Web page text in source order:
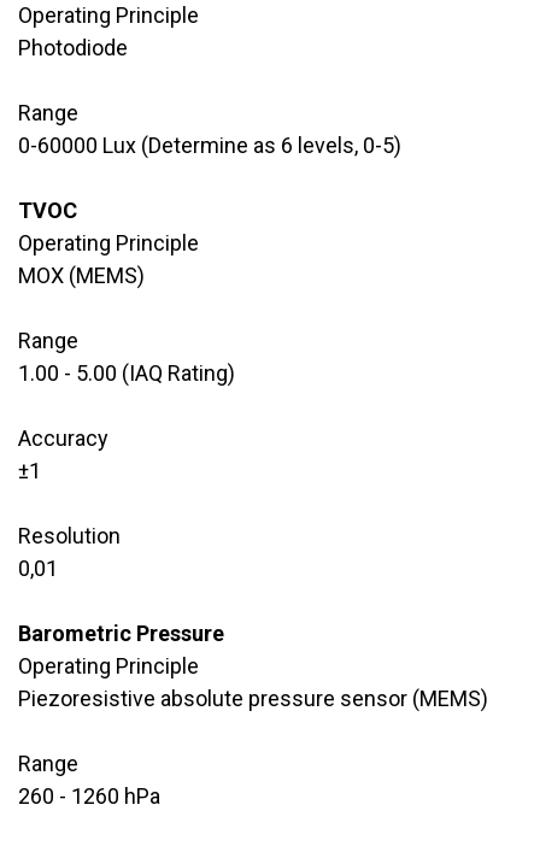
Operating Principle
Photodiode
Range
​0-60000 Lux (Determine as 6 levels, 0-5)
TVOC
Operating Principle
​MOX (MEMS)
Range
​1.00 - 5.00 (IAQ Rating)
Accuracy
​±1
Resolution
​0,01
Barometric Pressure
Operating Principle
Piezoresistive absolute pressure sensor (MEMS)
Range
260 - 1260 hPa